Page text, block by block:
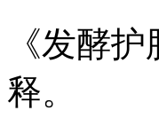
《发酵
释。